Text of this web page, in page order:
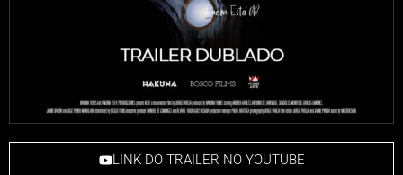
LINK DO TRAILER NO YOUTUBE